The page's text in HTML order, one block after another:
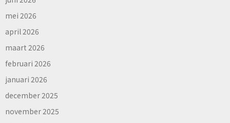
mei 2026
april 2026
maart 2026
februari 2026
januari 2026
december 2025
november 2025